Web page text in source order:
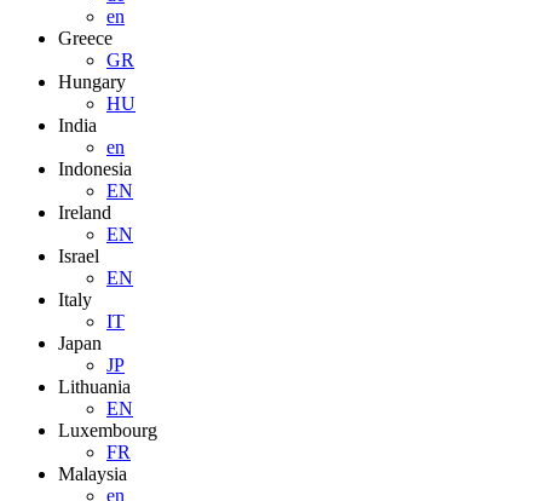
en
Greece
GR
Hungary
HU
India
en
Indonesia
EN
Ireland
EN
Israel
EN
Italy
IT
Japan
JP
Lithuania
EN
Luxembourg
FR
Malaysia
en